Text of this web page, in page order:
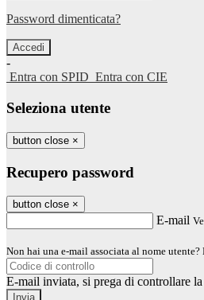
Password dimenticata?
-
Entra con SPID Entra con CIE
Seleziona utente
button close ×
Recupero password
button close ×
E-mail
Non hai una e-mail associata al nome
E-mail inviata, si prega di controllare